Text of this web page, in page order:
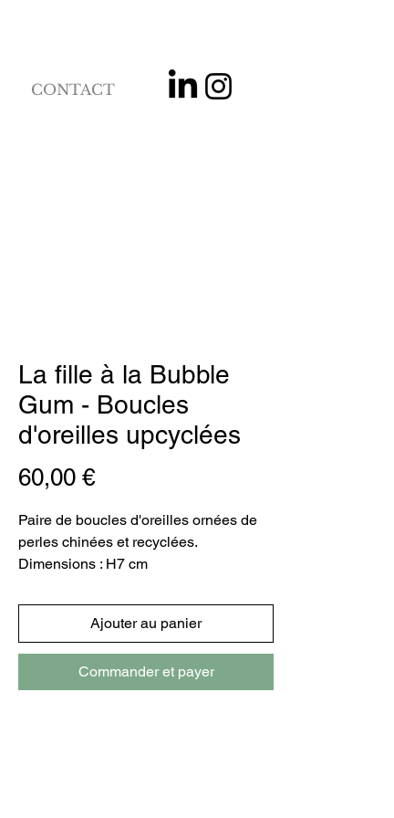
CONTACT
La fille à la Bubble
Gum - Boucles
d'oreilles upcyclées
60,00 €Prix
Paire de boucles d'oreilles ornées de
perles chinées et recyclées.
Dimensions : H7 cm
métal émaillé, perle couleur mousse de
chêne en verre faceté et autres perle
fantaisie vintage
Ajouter au panier
Commander et payer